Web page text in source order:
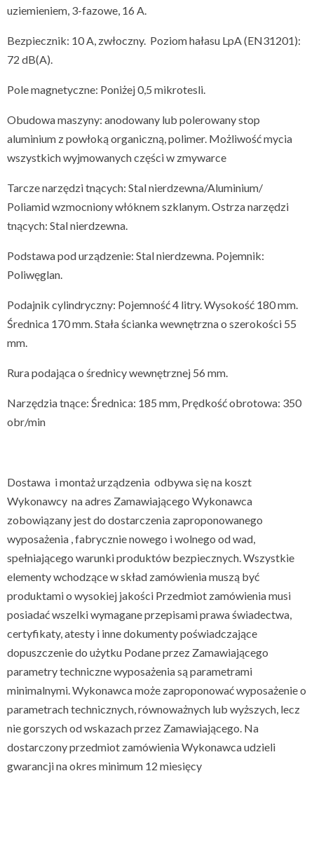
uziemieniem, 3-fazowe, 16 A.
Bezpiecznik: 10 A, zwłoczny. Poziom hałasu LpA (EN31201):
72 dB(A).
Pole magnetyczne: Poniżej 0,5 mikrotesli.
Obudowa maszyny: anodowany lub polerowany stop
aluminium z powłoką organiczną, polimer. Możliwość mycia
wszystkich wyjmowanych części w zmywarce
Tarcze narzędzi tnących: Stal nierdzewna/Aluminium/
Poliamid wzmocniony włóknem szklanym. Ostrza narzędzi
tnących: Stal nierdzewna.
Podstawa pod urządzenie: Stal nierdzewna. Pojemnik:
Poliwęglan.
Podajnik cylindryczny: Pojemność 4 litry. Wysokość 180 mm.
Średnica 170 mm. Stała ścianka wewnętrzna o szerokości 55
mm.
Rura podająca o średnicy wewnętrznej 56 mm.
Narzędzia tnące: Średnica: 185 mm, Prędkość obrotowa: 350
obr/min
Dostawa i montaż urządzenia odbywa się na koszt
Wykonawcy na adres Zamawiającego Wykonawca
zobowiązany jest do dostarczenia zaproponowanego
wyposażenia , fabrycznie nowego i wolnego od wad,
spełniającego warunki produktów bezpiecznych. Wszystkie
elementy wchodzące w skład zamówienia muszą być
produktami o wysokiej jakości Przedmiot zamówienia musi
posiadać wszelki wymagane przepisami prawa świadectwa,
certyfikaty, atesty i inne dokumenty poświadczające
dopuszczenie do użytku Podane przez Zamawiającego
parametry techniczne wyposażenia są parametrami
minimalnymi. Wykonawca może zaproponować wyposażenie o
parametrach technicznych, równoważnych lub wyższych, lecz
nie gorszych od wskazach przez Zamawiającego. Na
dostarczony przedmiot zamówienia Wykonawca udzieli
gwarancji na okres minimum 12 miesięcy